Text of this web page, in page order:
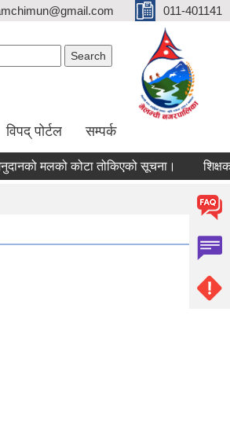
011-401141
विपद् पोर्टल सम्पर्क
मलको कोटा तोकिएको सूचना। शिक्षक